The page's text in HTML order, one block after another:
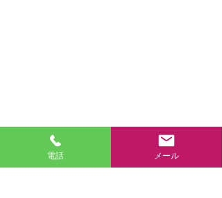
電話 メール